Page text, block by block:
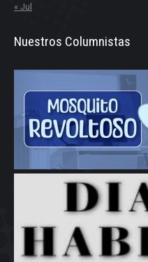
« Jul
Nuestros Columnistas